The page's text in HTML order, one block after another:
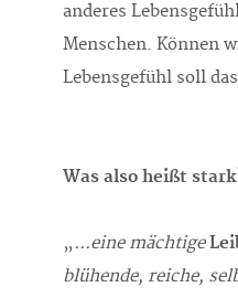
anderes
Menschen. Können
Lebensgefühl soll
Was also heißt
„...eine mächtige
blühende, reiche,